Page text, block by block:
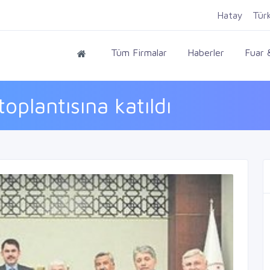
Tüm Firmalar Haberler Fuar
katıldı
Hatay